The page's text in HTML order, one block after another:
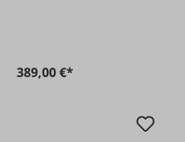
reste le même
389,00 €*